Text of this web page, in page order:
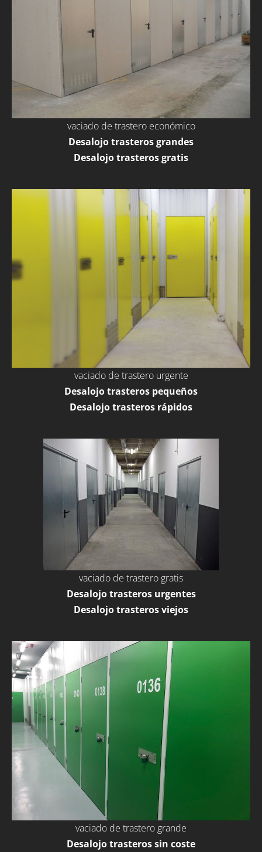
vaciado de trastero económico
Desalojo trasteros grandes
Desalojo trasteros gratis
vaciado de trastero urgente
Desalojo trasteros pequeños
Desalojo trasteros rápidos
vaciado de trastero gratis
Desalojo trasteros urgentes
Desalojo trasteros viejos
vaciado de trastero grande
Desalojo trasteros sin coste